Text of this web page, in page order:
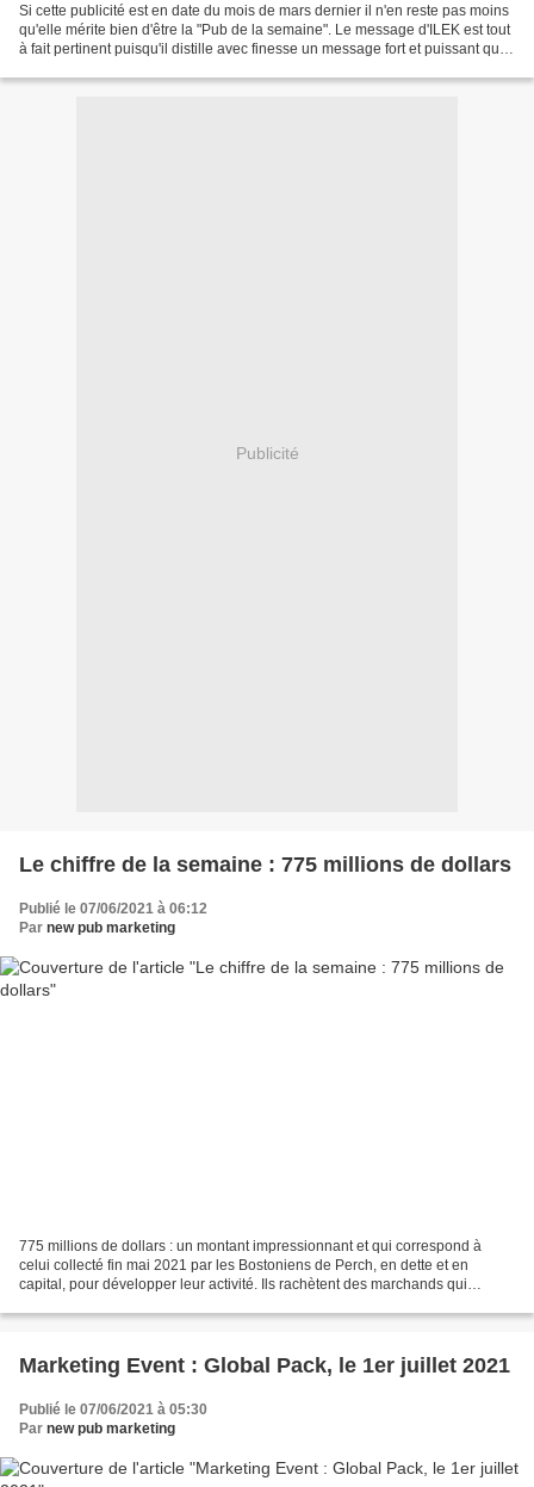
Si cette publicité est en date du mois de mars dernier il n'en reste pas moins
qu'elle mérite bien d'être la "Pub de la semaine". Le message d'ILEK est tout
à fait pertinent puisqu'il distille avec finesse un message fort et puissant qui
Publicité
Le chiffre de la semaine : 775 millions de dollars
Publié le 07/06/2021 à 06:12
Par new pub marketing
775 millions de dollars : un montant impressionnant et qui correspond à
celui collecté fin mai 2021 par les Bostoniens de Perch, en dette et en
capital, pour développer leur activité. Ils rachètent des marchands qui
Marketing Event : Global Pack, le 1er juillet 2021
Publié le 07/06/2021 à 05:30
Par new pub marketing